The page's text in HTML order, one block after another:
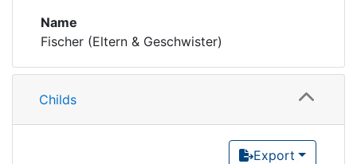
Name
Fischer (Eltern & Geschwister)
Childs
Export